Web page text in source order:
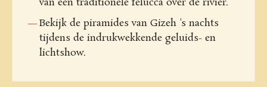
Bekijk de piramides van Gizeh 's nachts
tijdens de indrukwekkende geluids- en
lichtshow.